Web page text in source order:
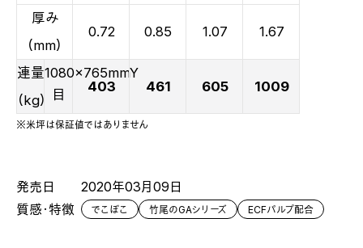
厚み
（mm）
0.72 0.85 1.07 1.67
連量
（kg）
1080x765mmY
目
403 461 605 1009
※米坪は保証値ではありません
発売日
2020年03月09日
質感・特徴
でこぼこ 竹尾のGAシリーズ ECFパルプ配合